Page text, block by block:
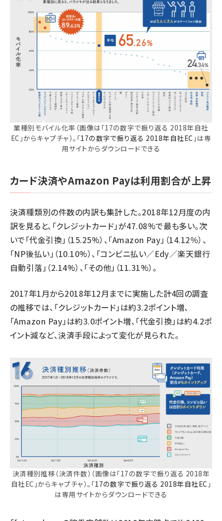
業種別モバイル化率（画像は「17の数字で振り返る 2018年自社
EC」からキャプチャ）。「17の数字で振り返る 2018年自社EC 」は専
用サイトからダウンロードできる
カード決済やAmazon Payは利用割合が上昇
決済種類別の件数の内訳も集計した。2018年12月度の内
訳を見ると、「クレジットカード」が47.08%で最も多い。次
いで「代金引換」（15.25%）、「Amazon Pay」（14.12％）、
「NP後払い」（10.10%）、「コンビニ払い／Edy／楽天銀行
自動引落」（2.14%）、「その他」（11.31%）。
2017年1月から2018年12月までに実施した計4回の調査
の推移では、「クレジットカード」は約3.2ポイント増、
「Amazon Pay」は約3.0ポイント増、「代金引換」は約4.2ポ
イント減など、決済手段によって変化が見られた。
決済種別推移（決済件数）（画像は「17の数字で振り返る 2018年
自社EC」からキャプチャ）。「17の数字で振り返る 2018年自社EC 」
は専用サイトからダウンロードできる